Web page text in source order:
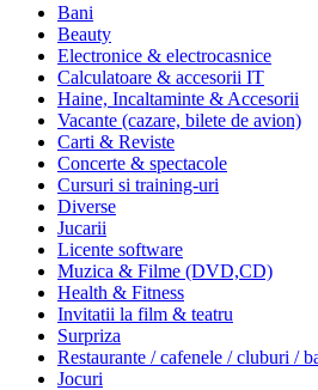
Bani
Beauty
Electronice & electrocasnice
Calculatoare & accesorii IT
Haine, Incaltaminte & Accesorii
Vacante (cazare, bilete de avion)
Carti & Reviste
Concerte & spectacole
Cursuri si training-uri
Diverse
Jucarii
Licente software
Muzica & Filme (DVD,CD)
Health & Fitness
Invitatii la film & teatru
Surpriza
Restaurante / cafenele / cluburi /
Jocuri